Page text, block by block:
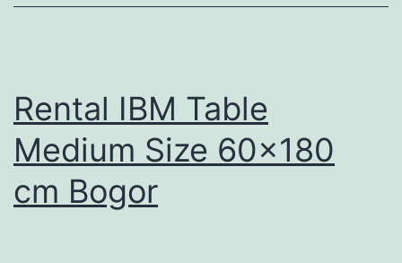
Rental IBM Table
Medium Size 60×180
cm Bogor